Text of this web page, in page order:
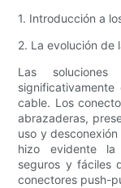
1. Introducción a
2. La evolución de
Las
cable. Los
abrazaderas,
uso y
hizo evidente la
seguros y fáciles
conectores push-